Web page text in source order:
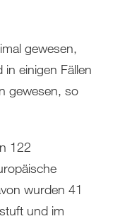
gewesen,
einigen Fällen
gewesen, so
122
wurden 41
und im